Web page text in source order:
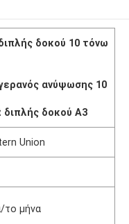
δοκού 10 τόνω
ανύψωσης 10
διπλής δοκού A3
Union
το μήνα